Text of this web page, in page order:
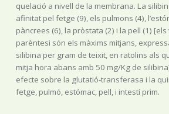
quelació a nivell de la membrana. La
afinitat pel fetge (9), els pulmons (4),
pàncrees (6), la pròstata (2) i la pell (1)
parèntesi són els màxims mitjans,
silibina per gram de teixit, en ratolins als
mitja hora abans amb 50 mg/Kg de
efecte sobre la glutatió-transferasa i la
fetge, pulmó, estómac, pell, i intestí prim.